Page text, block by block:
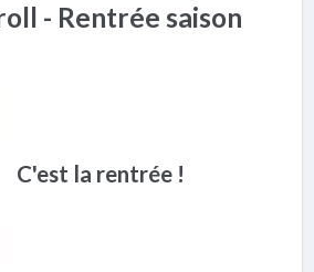
- Rentrée saison
C'est la rentrée !